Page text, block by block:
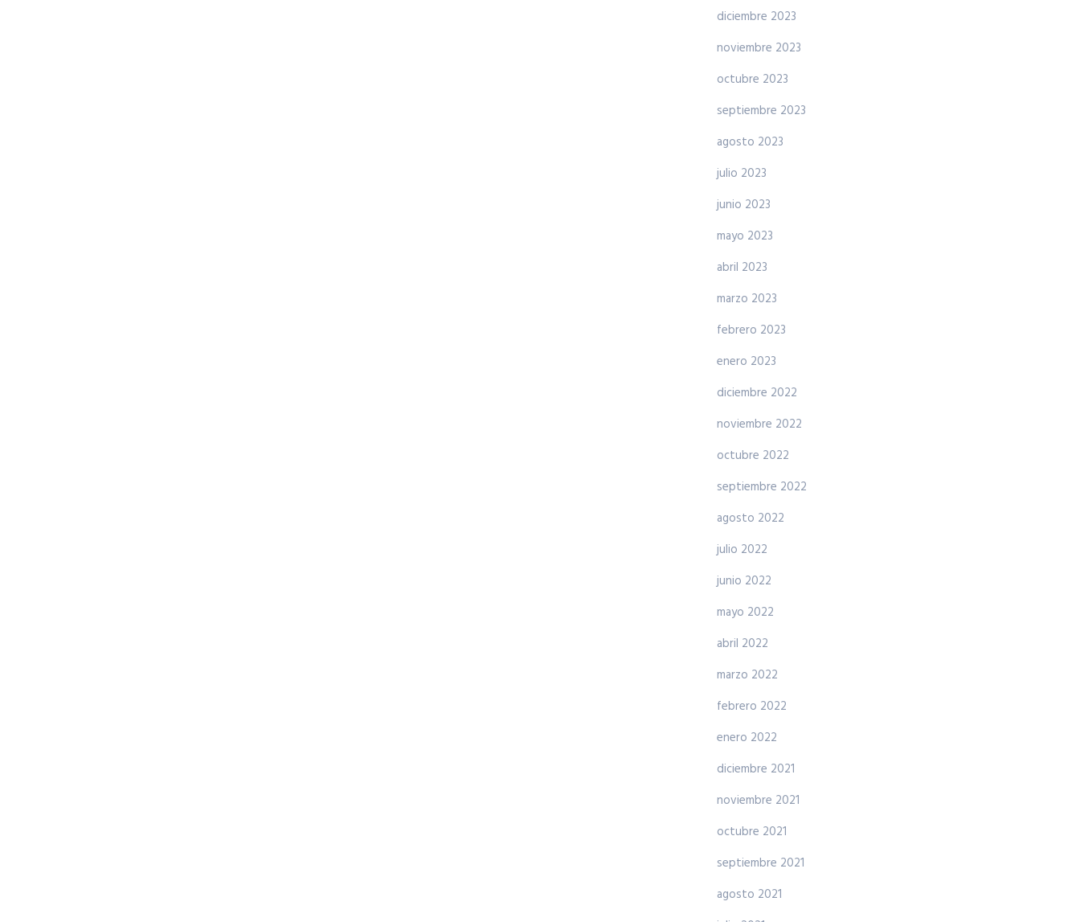
diciembre 2023
noviembre 2023
octubre 2023
septiembre 2023
agosto 2023
julio 2023
junio 2023
mayo 2023
abril 2023
marzo 2023
febrero 2023
enero 2023
diciembre 2022
noviembre 2022
octubre 2022
septiembre 2022
agosto 2022
julio 2022
junio 2022
mayo 2022
abril 2022
marzo 2022
febrero 2022
enero 2022
diciembre 2021
noviembre 2021
octubre 2021
septiembre 2021
agosto 2021